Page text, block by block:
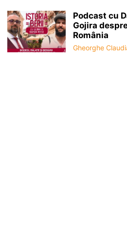
Podcast cu
Gojira
România
Gheorghe